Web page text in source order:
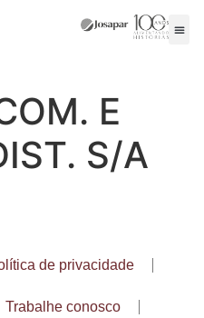
E
S/A
de privacidade
Trabalhe conosco